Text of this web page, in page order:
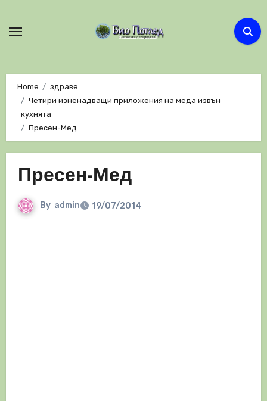
Home
здраве
Четири изненадващи приложения на меда извън
кухнята
Пресен-Мед
Пресен-Мед
By admin 19/07/2014